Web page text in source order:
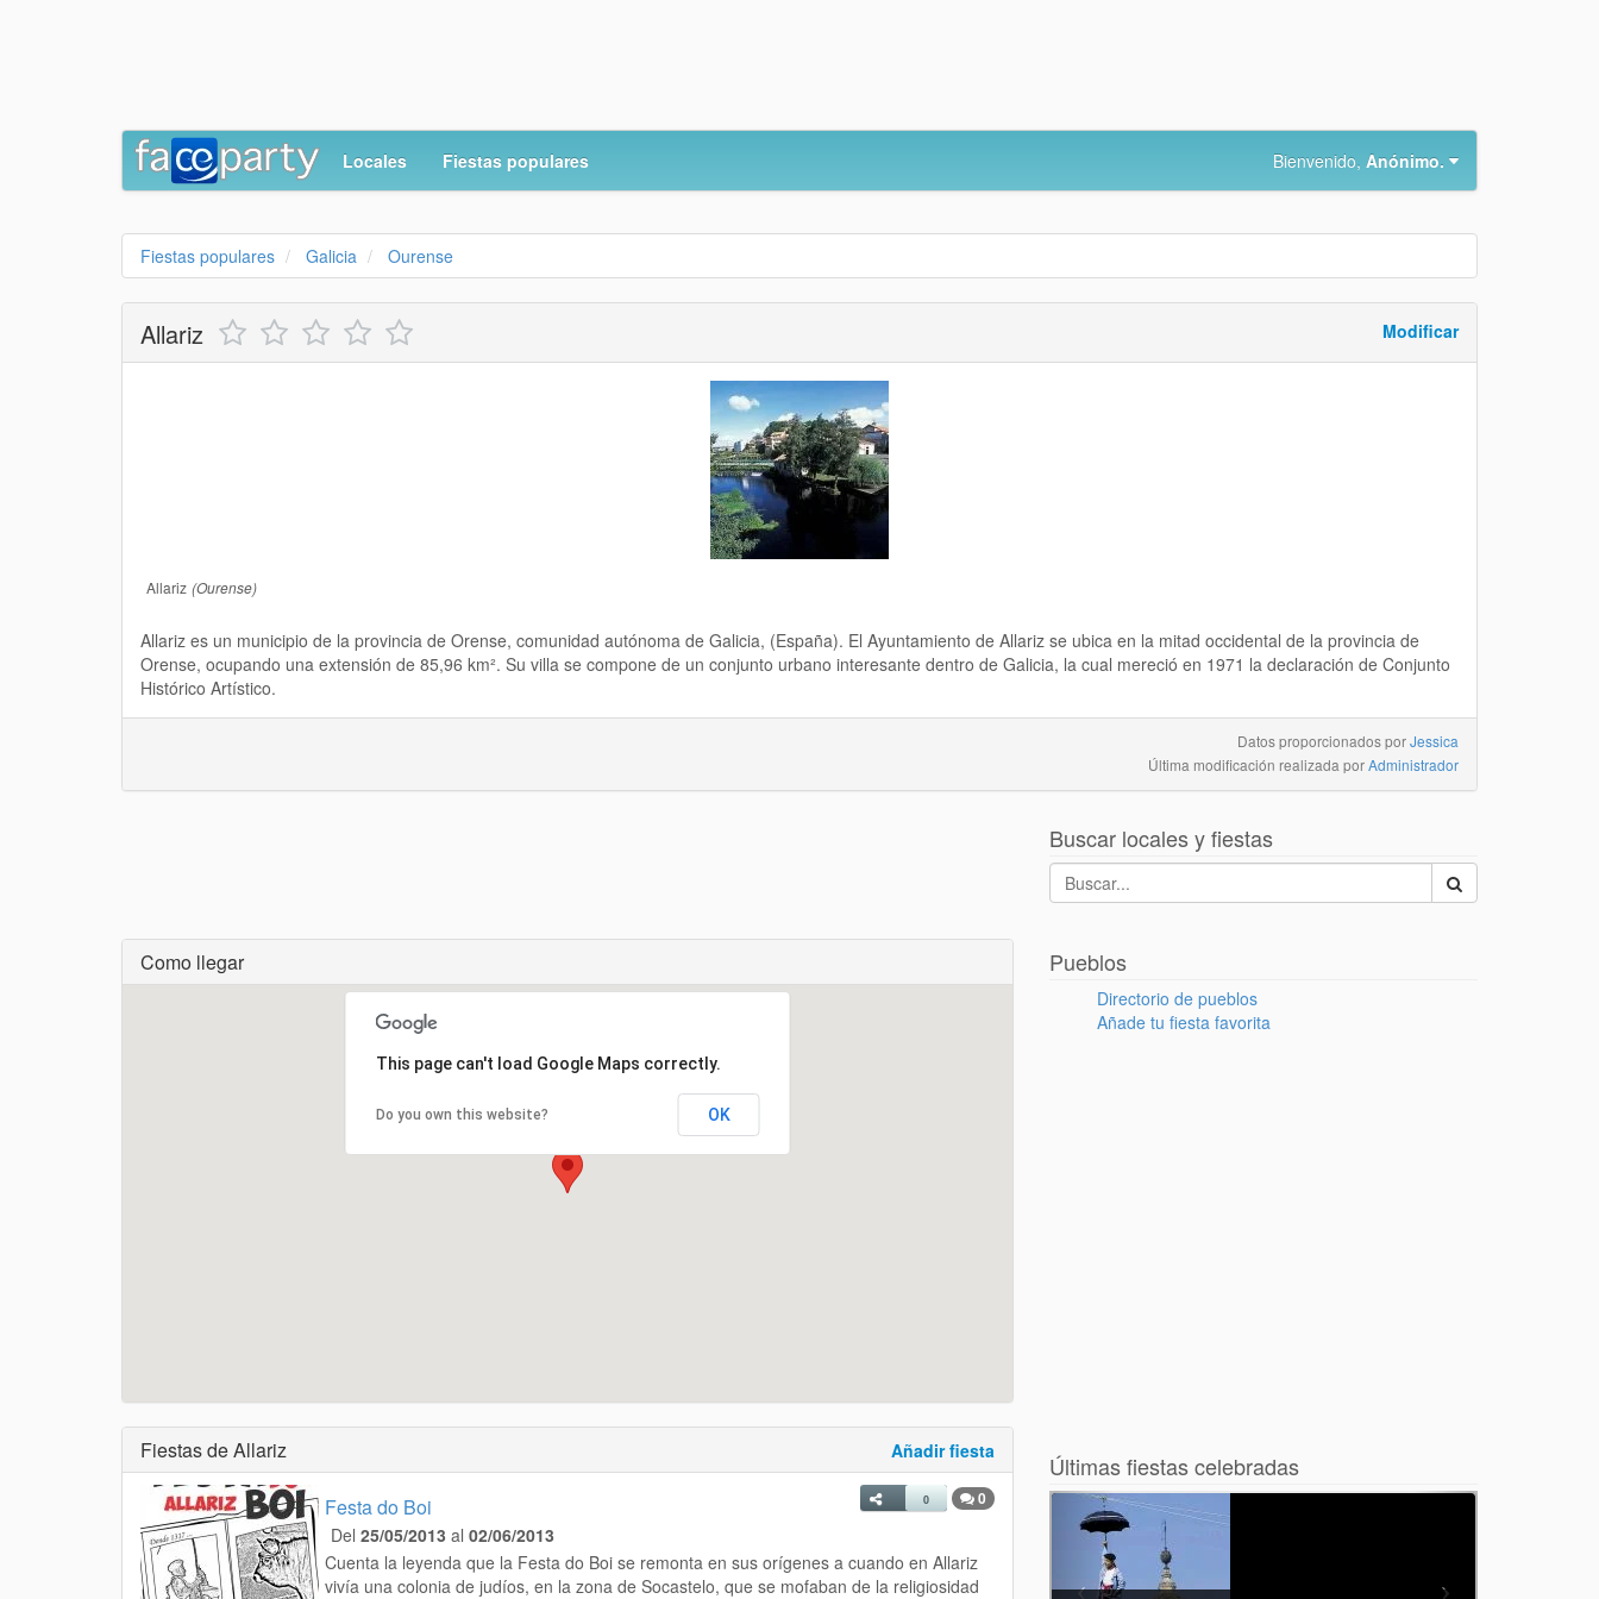
Locales Fiestas populares Bienvenido, Anónimo.
Fiestas populares Galicia Ourense
Modificar
Allariz
Allariz (Ourense)
Allariz es un municipio de la provincia de Orense, comunidad autónoma de Galicia, (España). El Ayuntamiento de Allariz se ubica en la mitad occidental de la provincia de
Orense, ocupando una extensión de 85,96 km². Su villa se compone de un conjunto urbano interesante dentro de Galicia, la cual mereció en 1971 la declaración de Conjunto
Histórico Artístico.
Datos proporcionados porJessica
Última modificación realizada porAdministrador
Como llegar
This page can't load Google Maps correctly.
Do you own this website? OK
Añadir fiesta
Fiestas de Allariz
0
0
Festa do Boi
Del 25/05/2013 al 02/06/2013
Cuenta la leyenda que la Festa do Boi se remonta en sus orígenes a cuando en Allariz
vivía una colonia de judíos, en la zona de Socastelo, que se mofaban de la religiosidad
Buscar locales y fiestas
Pueblos
Directorio de pueblos
Añade tu fiesta favorita
Últimas fiestas celebradas